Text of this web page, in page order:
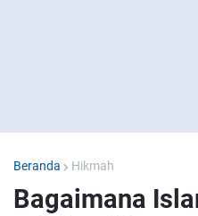
Beranda Hikmah
Bagaimana